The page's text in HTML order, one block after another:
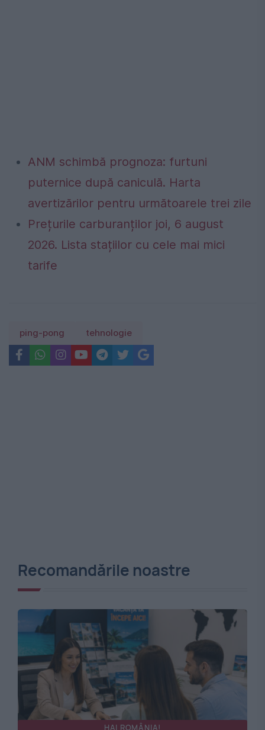
ANM schimbă prognoza: furtuni
puternice după caniculă. Harta
avertizărilor pentru următoarele trei zile
Prețurile carburanților joi, 6 august
2026. Lista stațiilor cu cele mai mici
tarife
ping-pong tehnologie
Recomandările noastre
HAI ROMÂNIA!